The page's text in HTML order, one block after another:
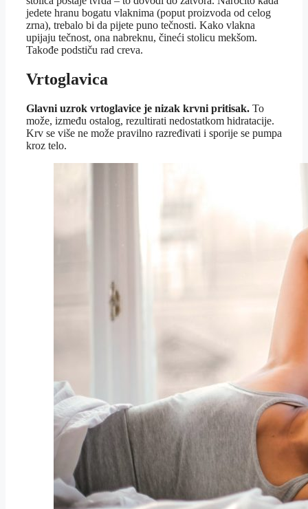
jedete hranu bogatu vlaknima (poput proizvoda od celog
zrna), trebalo bi da pijete puno tečnosti. Kako vlakna
upijaju tečnost, ona nabreknu, čineći stolicu mekšom.
Takođe podstiču rad creva.
Vrtoglavica
Glavni uzrok vrtoglavice je nizak krvni pritisak. To
može, između ostalog, rezultirati nedostatkom hidratacije.
Krv se više ne može pravilno razređivati i sporije se pumpa
kroz telo.